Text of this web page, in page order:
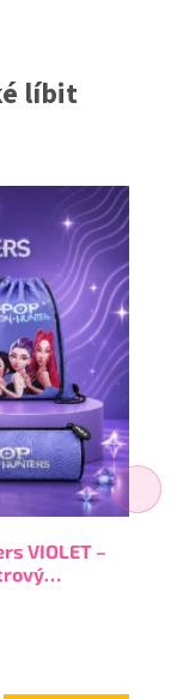
líbit
VIOLET –